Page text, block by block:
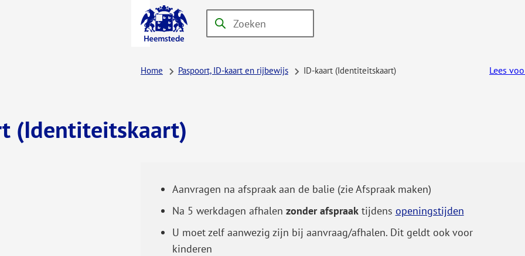
A-Z-
menu
Zoeken
Wanneer
zijn
omhoog
en
omlaag
Home Paspoort, ID-kaart en rijbewijs ID-kaart (Identiteitskaart) Lees
(Identiteitskaart)
Aanvragen na afspraak aan de balie (zie Afspraak maken)
Na 5 werkdagen afhalen zonder afspraaktijdens openingstijden
U moet zelf aanwezig zijn bij aanvraag/afhalen. Dit geldt ook voor
kinderen